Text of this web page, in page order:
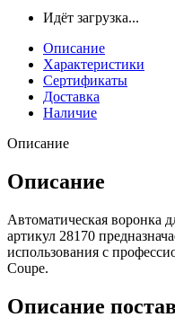
Идёт загрузка...
Описание
Характеристики
Сертификаты
Доставка
Наличие
Описание
Описание
Автоматическая воронка
артикул 28170
использования с
Coupe.
Описание